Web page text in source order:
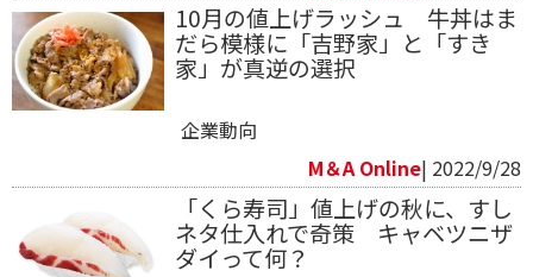
10月の値上げラッシュ 牛丼はま
だら模様に「吉野家」と「すき
家」が真逆の選択
企業動向
M＆A Online| 2022/9/28
「くら寿司」値上げの秋に、すし
ネタ仕入れで奇策 キャベツニザ
ダイって何？